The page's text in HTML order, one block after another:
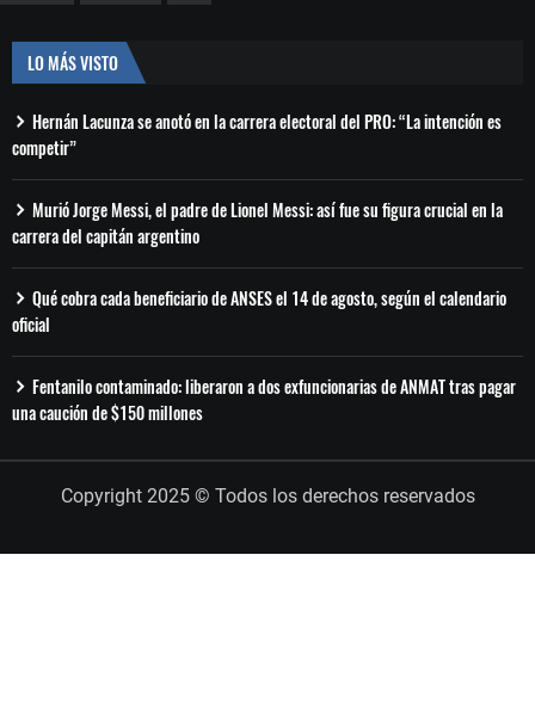
LO MÁS VISTO
Hernán Lacunza se anotó en la carrera electoral del PRO: “La intención es
competir”
Murió Jorge Messi, el padre de Lionel Messi: así fue su figura crucial en la
carrera del capitán argentino
Qué cobra cada beneficiario de ANSES el 14 de agosto, según el calendario
oficial
Fentanilo contaminado: liberaron a dos exfuncionarias de ANMAT tras pagar
una caución de $150 millones
Copyright 2025 © Todos los derechos reservados